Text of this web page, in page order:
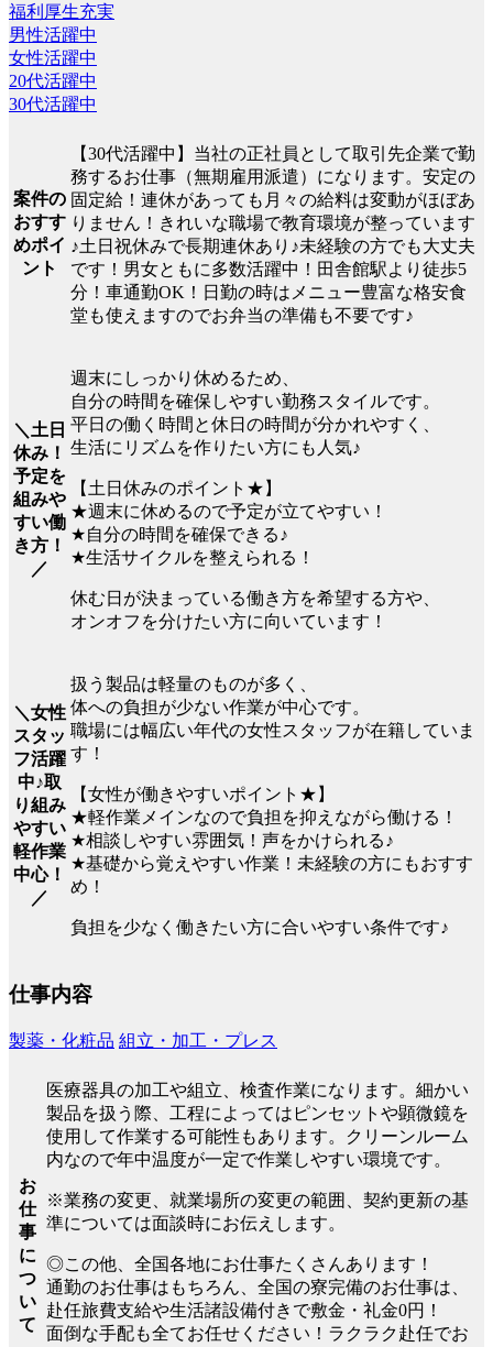
福利厚生充実
男性活躍中
女性活躍中
20代活躍中
30代活躍中
案件の
おすす
めポイ
ント
【30代活躍中】当社の正社員として取引先企業で勤
務するお仕事（無期雇用派遣）になります。安定の
固定給！連休があっても月々の給料は変動がほぼあ
りません！きれいな職場で教育環境が整っています
♪土日祝休みで長期連休あり♪未経験の方でも大丈夫
です！男女ともに多数活躍中！田舎館駅より徒歩5
分！車通勤OK！日勤の時はメニュー豊富な格安食
堂も使えますのでお弁当の準備も不要です♪
＼土日
休み！
予定を
組みや
すい働
き方！
／
週末にしっかり休めるため、
自分の時間を確保しやすい勤務スタイルです。
平日の働く時間と休日の時間が分かれやすく、
生活にリズムを作りたい方にも人気♪
【土日休みのポイント★】
★週末に休めるので予定が立てやすい！
★自分の時間を確保できる♪
★生活サイクルを整えられる！
休む日が決まっている働き方を希望する方や、
オンオフを分けたい方に向いています！
＼女性
スタッ
フ活躍
中♪取
り組み
やすい
軽作業
中心！
／
扱う製品は軽量のものが多く、
体への負担が少ない作業が中心です。
職場には幅広い年代の女性スタッフが在籍していま
す！
【女性が働きやすいポイント★】
★軽作業メインなので負担を抑えながら働ける！
★相談しやすい雰囲気！声をかけられる♪
★基礎から覚えやすい作業！未経験の方にもおすす
め！
負担を少なく働きたい方に合いやすい条件です♪
仕事内容
製薬・化粧品 組立・加工・プレス
お
仕
事
に
つ
い
て
医療器具の加工や組立、検査作業になります。細かい
製品を扱う際、工程によってはピンセットや顕微鏡を
使用して作業する可能性もあります。クリーンルーム
内なので年中温度が一定で作業しやすい環境です。
※業務の変更、就業場所の変更の範囲、契約更新の基
準については面談時にお伝えします。
◎この他、全国各地にお仕事たくさんあります！
通勤のお仕事はもちろん、全国の寮完備のお仕事は、
赴任旅費支給や生活諸設備付きで敷金・礼金0円！
面倒な手配も全てお任せください！ラクラク赴任でお